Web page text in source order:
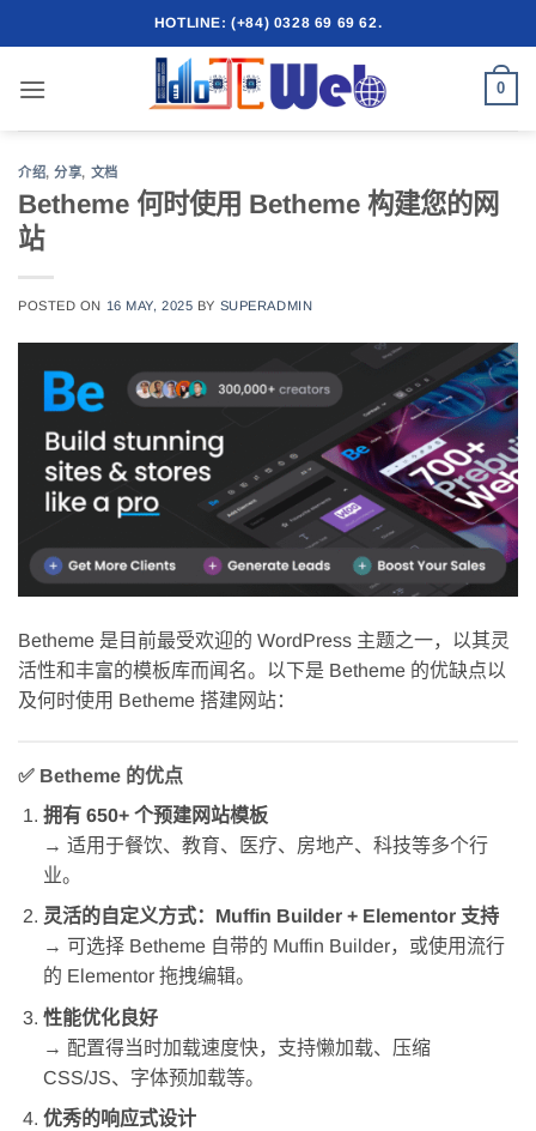
到
HOTLINE: (+84) 0328 69 69 62.
0
介绍,分享, 文档
Betheme 何时使用 Betheme 构建您的网
站
POSTED ON 16 MAY, 2025 BY SUPERADMIN
Betheme 是目前最受欢迎的 WordPress 主题之一，以其灵
活性和丰富的模板库而闻名。以下是 Betheme 的优缺点以
及何时使用 Betheme 搭建网站：
✅ Betheme 的优点
拥有 650+ 个预建网站模板
→ 适用于餐饮、教育、医疗、房地产、科技等多个行
业。
灵活的自定义方式：Muffin Builder + Elementor 支持
→ 可选择 Betheme 自带的 Muffin Builder，或使用流行
的 Elementor 拖拽编辑。
性能优化良好
→ 配置得当时加载速度快，支持懒加载、压缩
CSS/JS、字体预加载等。
优秀的响应式设计